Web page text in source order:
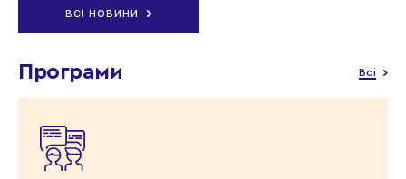
ВСІ НОВИНИ
Програми Всі